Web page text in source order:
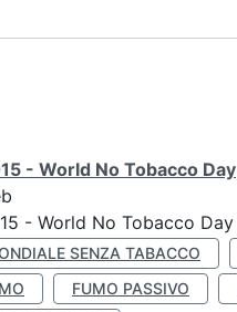
- World No Tobacco Day
- World No Tobacco Day
SENZA TABACCO
FUMO PASSIVO